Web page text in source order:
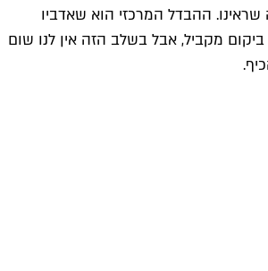
ההבדל המרכזי הוא שאדביו
מקביל, אבל בשלב הזה אין לנו שום